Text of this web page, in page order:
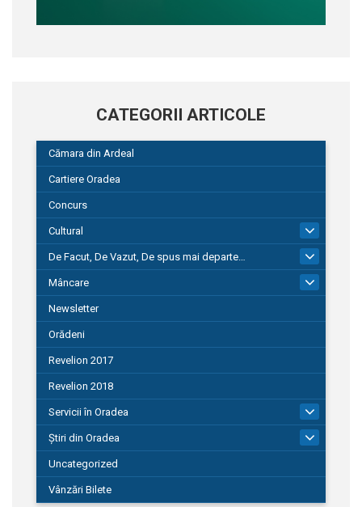
CATEGORII ARTICOLE
Cămara din Ardeal
Cartiere Oradea
Concurs
Cultural
De Facut, De Vazut, De spus mai departe…
580
Mâncare
Newsletter
Orădeni
Revelion 2017
Revelion 2018
Servicii în Oradea
Știri din Oradea
Uncategorized
Vânzări Bilete